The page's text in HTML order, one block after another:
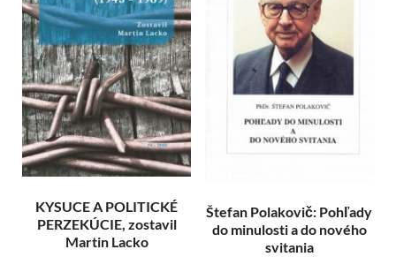
KYSUCE A POLITICKÉ
PERZEKÚCIE, zostavil
Martin Lacko
Štefan Polakovič: Pohľady
do minulosti a do nového
svitania